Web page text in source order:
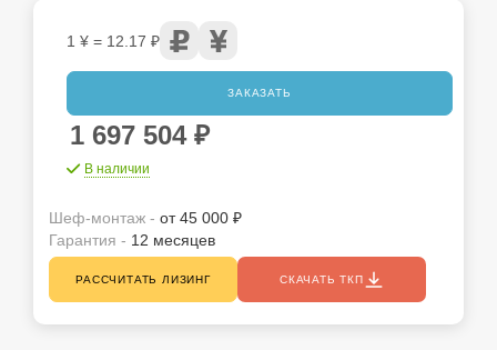
1 697 504₽
В наличии
1 ¥ = 12.17 ₽
ЗАКАЗАТЬ
Шеф-монтаж - от 45 000 ₽
Гарантия - 12 месяцев
РАССЧИТАТЬ ЛИЗИНГ СКАЧАТЬ ТКП